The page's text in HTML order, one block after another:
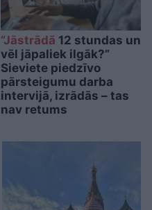
“Jāstrādā 12 stundas un
vēl jāpaliek ilgāk?”
Sieviete piedzīvo
pārsteigumu darba
intervijā, izrādās – tas
nav retums